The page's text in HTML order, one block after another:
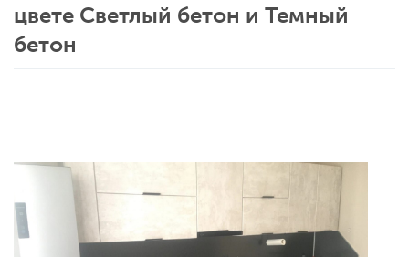
цвете Светлый бетон и Темный
бетон